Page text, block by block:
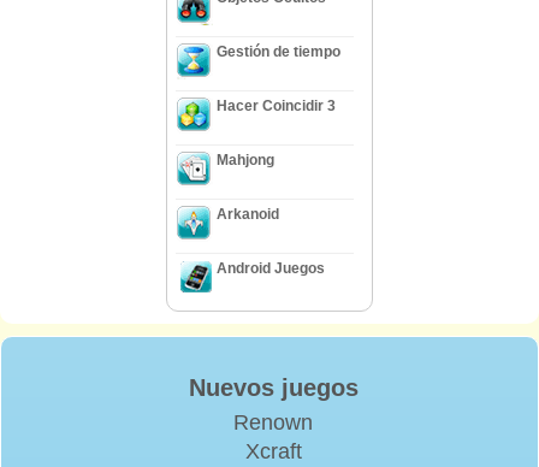
Gestión de tiempo
Hacer Coincidir 3
Mahjong
Arkanoid
Android Juegos
Nuevos juegos
Renown
Xcraft